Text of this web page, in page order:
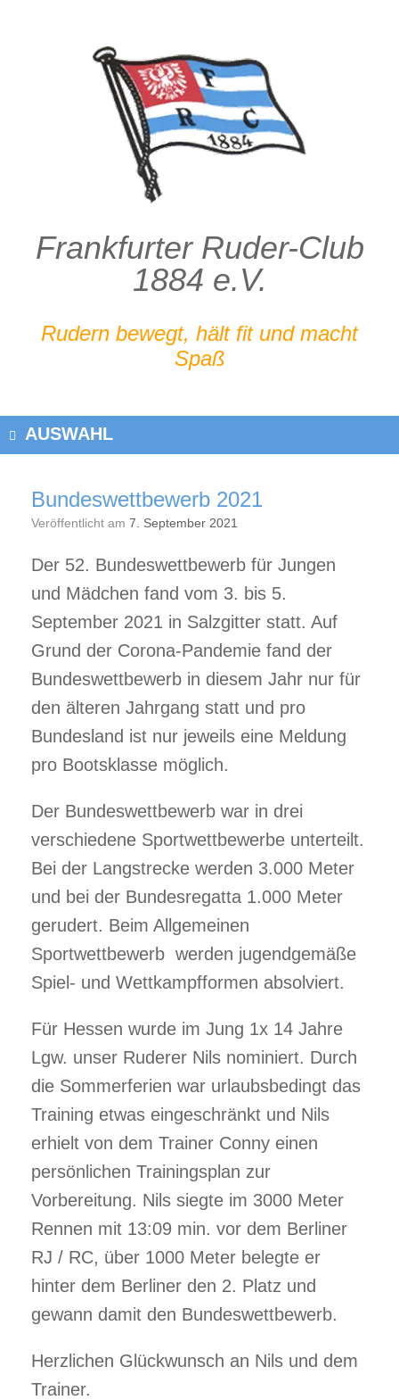
Frankfurter Ruder-Club
1884 e.V.
Rudern bewegt, hält fit und macht
Spaß
AUSWAHL
Bundeswettbewerb 2021
Veröffentlicht am 7. September 2021
Der 52. Bundeswettbewerb für Jungen
und Mädchen fand vom 3. bis 5.
September 2021 in Salzgitter statt. Auf
Grund der Corona-Pandemie fand der
Bundeswettbewerb in diesem Jahr nur für
den älteren Jahrgang statt und pro
Bundesland ist nur jeweils eine Meldung
pro Bootsklasse möglich.
Der Bundeswettbewerb war in drei
verschiedene Sportwettbewerbe unterteilt.
Bei der Langstrecke werden 3.000 Meter
und bei der Bundesregatta 1.000 Meter
gerudert. Beim Allgemeinen
Sportwettbewerb werden jugendgemäße
Spiel- und Wettkampfformen absolviert.
Für Hessen wurde im Jung 1x 14 Jahre
Lgw. unser Ruderer Nils nominiert. Durch
die Sommerferien war urlaubsbedingt das
Training etwas eingeschränkt und Nils
erhielt von dem Trainer Conny einen
persönlichen Trainingsplan zur
Vorbereitung. Nils siegte im 3000 Meter
Rennen mit 13:09 min. vor dem Berliner
RJ / RC, über 1000 Meter belegte er
hinter dem Berliner den 2. Platz und
gewann damit den Bundeswettbewerb.
Herzlichen Glückwunsch an Nils und dem
Trainer.